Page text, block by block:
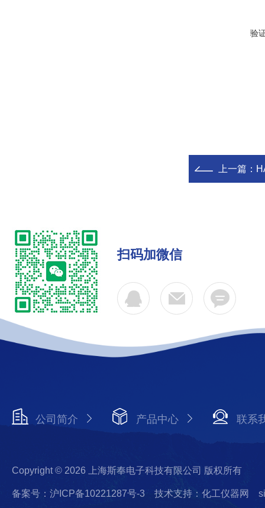
验
上一篇：
扫码加微信
公司简介 产品中心 联系
Copyright © 2026 上海斯奉电子科技有限公司 版权所有
备案号：沪ICP备10221287号-3 技术支持：化工仪器网